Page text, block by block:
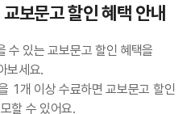
교보문고 할인 혜택 안내
수 있는 교보문고 할인 혜택을
보세요.
1개 이상 수료하면 교보문고 할인
할 수 있어요.